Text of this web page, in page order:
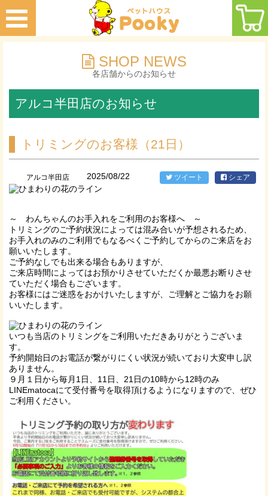
SHOP NEWS
各店舗からのお知らせ
アルコ半田店のお知らせ
トリミングのお客様（21日）
アルコ半田店 2025/08/22 ツイート シェア
～ わんちゃんのお手入れをご利用のお客様へ ～
トリミングのご予約状況によっては混み合いが予想されるため、
お手入れのみのご利用でもなるべくご予約してからのご来店をお
願いいたします。
ご予約なしでも出来る場合もありますが、
ご来店時間によってはお預かりさせていただくか最悪お断りさせ
ていただく場合もございます。
お客様にはご迷惑をおかけいたしますが、ご理解とご協力をお願
いいたします。
いつも当店のトリミングをご利用いただきありがとうございま
す。
予約開始日のお電話が繋がりにくい状況が続いており大変申し訳
ありません。
９月１日から毎月1日、11日、21日の10時から12時のみ
LINEmatocaにて受付番号を取得頂けるようになりますので、ぜひ
ご利用ください。